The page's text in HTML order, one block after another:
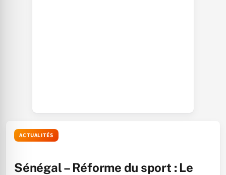
ACTUALITÉS
Sénégal – Réforme du sport : Le